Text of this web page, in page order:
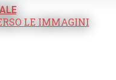
LE IMMAGINI